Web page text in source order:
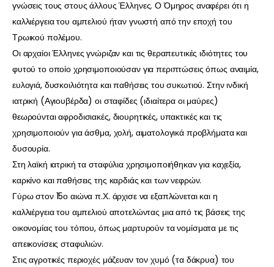
γνώσεις τους στους άλλους Έλληνες. Ο Όμηρος αναφέρει ότι η
καλλιέργεια του αμπελιού ήταν γνωστή από την εποχή του
Τρωικού πολέμου.
Οι αρχαίοι Έλληνες γνώριζαν και τις θεραπευτικές ιδιότητες του
φυτού το οποίο χρησιμοποιούσαν για περιπτώσεις όπως αναιμία,
ευλογιά, δυσκοιλιότητα και παθήσεις του συκωτιού. Στην ινδική
ιατρική (Αγιουβέρδα) οι σταφίδες (ιδιαίτερα οι μαύρες)
θεωρούνται αφροδισιακές, διουρητικές, υπακτικές και τις
χρησιμοποιούν για άσθμα, χολή, αιματολογικά προβλήματα και
δυσουρία.
Στη λαϊκή ιατρική τα σταφύλια χρησιμοποιήθηκαν για καχεξία,
καρκίνο και παθήσεις της καρδιάς και των νεφρών.
Γύρω στον 15ο αιώνα π.Χ. άρχισε να εξαπλώνεται και η
καλλιέργεια του αμπελιού αποτελώντας μια από τις βάσεις της
οικονομίας του τόπου, όπως μαρτυρούν τα νομίσματα με τις
απεικονίσεις σταφυλιών.
Στις αγροτικές περιοχές μάζευαν τον χυμό (τα δάκρυα) του